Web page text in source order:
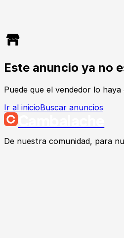
Este anuncio ya no
Puede que el vendedor lo
Ir al inicioBuscar anuncios
De nuestra comunidad, para